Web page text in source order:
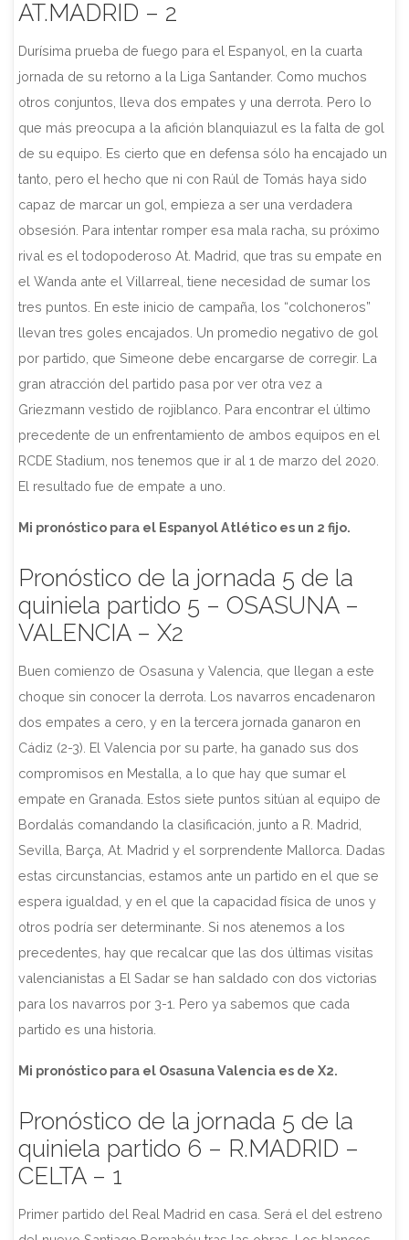
AT.MADRID – 2
Durísima prueba de fuego para el Espanyol, en la cuarta
jornada de su retorno a la Liga Santander. Como muchos
otros conjuntos, lleva dos empates y una derrota. Pero lo
que más preocupa a la afición blanquiazul es la falta de gol
de su equipo. Es cierto que en defensa sólo ha encajado un
tanto, pero el hecho que ni con Raúl de Tomás haya sido
capaz de marcar un gol, empieza a ser una verdadera
obsesión. Para intentar romper esa mala racha, su próximo
rival es el todopoderoso At. Madrid, que tras su empate en
el Wanda ante el Villarreal, tiene necesidad de sumar los
tres puntos. En este inicio de campaña, los “colchoneros”
llevan tres goles encajados. Un promedio negativo de gol
por partido, que Simeone debe encargarse de corregir. La
gran atracción del partido pasa por ver otra vez a
Griezmann vestido de rojiblanco. Para encontrar el último
precedente de un enfrentamiento de ambos equipos en el
RCDE Stadium, nos tenemos que ir al 1 de marzo del 2020.
El resultado fue de empate a uno.
Mi pronóstico para el Espanyol Atlético es un 2 fijo.
Pronóstico de la jornada 5 de la
quiniela partido 5 – OSASUNA –
VALENCIA – X2
Buen comienzo de Osasuna y Valencia, que llegan a este
choque sin conocer la derrota. Los navarros encadenaron
dos empates a cero, y en la tercera jornada ganaron en
Cádiz (2-3). El Valencia por su parte, ha ganado sus dos
compromisos en Mestalla, a lo que hay que sumar el
empate en Granada. Estos siete puntos sitúan al equipo de
Bordalás comandando la clasificación, junto a R. Madrid,
Sevilla, Barça, At. Madrid y el sorprendente Mallorca. Dadas
estas circunstancias, estamos ante un partido en el que se
espera igualdad, y en el que la capacidad física de unos y
otros podría ser determinante. Si nos atenemos a los
precedentes, hay que recalcar que las dos últimas visitas
valencianistas a El Sadar se han saldado con dos victorias
para los navarros por 3-1. Pero ya sabemos que cada
partido es una historia.
Mi pronóstico para el Osasuna Valencia es de X2.
Pronóstico de la jornada 5 de la
quiniela partido 6 – R.MADRID –
CELTA – 1
Primer partido del Real Madrid en casa. Será el del estreno